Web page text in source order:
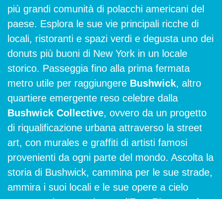
più grandi comunità di polacchi americani del
paese. Esplora le sue vie principali ricche di
locali, ristoranti e spazi verdi e degusta uno dei
donuts più buoni di New York in un locale
storico. Passeggia fino alla prima fermata
metro utile per raggiungere Bushwick, altro
quartiere emergente reso celebre dalla
Bushwick Collective, ovvero da un progetto
di riqualificazione urbana attraverso la street
art, con murales e graffiti di artisti famosi
provenienti da ogni parte del mondo. Ascolta la
storia di Bushwick, cammina per le sue strade,
ammira i suoi locali e le sue opere a cielo